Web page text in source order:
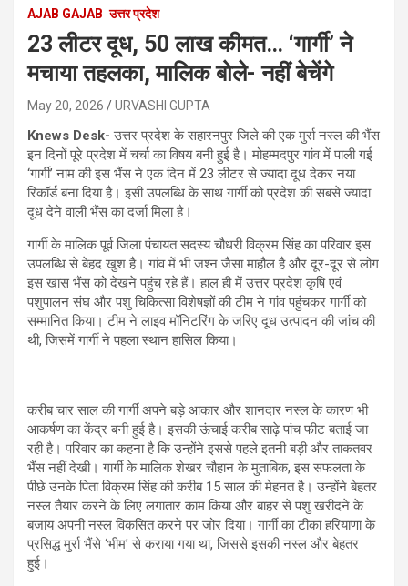
AJAB GAJAB उत्तर प्रदेश
23 लीटर दूध, 50 लाख कीमत… ‘गार्गी’ ने
मचाया तहलका, मालिक बोले- नहीं बेचेंगे
May 20, 2026 URVASHI GUPTA
Knews Desk-उत्तर प्रदेश के सहारनपुर जिले की एक मुर्रा नस्ल की भैंस
इन दिनों पूरे प्रदेश में चर्चा का विषय बनी हुई है। मोहम्मदपुर गांव में पाली गई
‘गार्गी’ नाम की इस भैंस ने एक दिन में 23 लीटर से ज्यादा दूध देकर नया
रिकॉर्ड बना दिया है। इसी उपलब्धि के साथ गार्गी को प्रदेश की सबसे ज्यादा
दूध देने वाली भैंस का दर्जा मिला है।
गार्गी के मालिक पूर्व जिला पंचायत सदस्य चौधरी विक्रम सिंह का परिवार इस
उपलब्धि से बेहद खुश है। गांव में भी जश्न जैसा माहौल है और दूर-दूर से लोग
इस खास भैंस को देखने पहुंच रहे हैं। हाल ही में उत्तर प्रदेश कृषि एवं
पशुपालन संघ और पशु चिकित्सा विशेषज्ञों की टीम ने गांव पहुंचकर गार्गी को
सम्मानित किया। टीम ने लाइव मॉनिटरिंग के जरिए दूध उत्पादन की जांच की
थी, जिसमें गार्गी ने पहला स्थान हासिल किया।
करीब चार साल की गार्गी अपने बड़े आकार और शानदार नस्ल के कारण भी
आकर्षण का केंद्र बनी हुई है। इसकी ऊंचाई करीब साढ़े पांच फीट बताई जा
रही है। परिवार का कहना है कि उन्होंने इससे पहले इतनी बड़ी और ताकतवर
भैंस नहीं देखी। गार्गी के मालिक शेखर चौहान के मुताबिक, इस सफलता के
पीछे उनके पिता विक्रम सिंह की करीब 15 साल की मेहनत है। उन्होंने बेहतर
नस्ल तैयार करने के लिए लगातार काम किया और बाहर से पशु खरीदने के
बजाय अपनी नस्ल विकसित करने पर जोर दिया। गार्गी का टीका हरियाणा के
प्रसिद्ध मुर्रा भैंसे ‘भीम’ से कराया गया था, जिससे इसकी नस्ल और बेहतर
हुई।